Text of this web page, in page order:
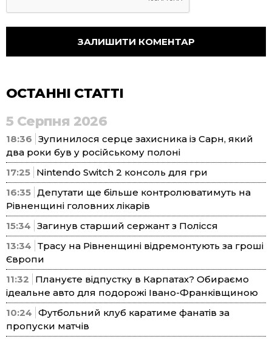
ОСТАННІ СТАТТІ
5 Серпня 2026
18:36 Зупинилося серце захисника із Сарн, який
два роки був у російському полоні
17:25 Nintendo Switch 2 консоль для гри
16:35 Депутати ще більше контролюватимуть на
Рівненщині головних лікарів
15:34 Загинув старший сержант з Полісся
13:34 Трасу на Рівненщині відремонтують за гроші
Європи
11:32
Плануєте відпустку в Карпатах? Обираємо
ідеальне авто для подорожі Івано-Франківщиною
10:24 Футбольний клуб каратиме фанатів за
пропуски матчів